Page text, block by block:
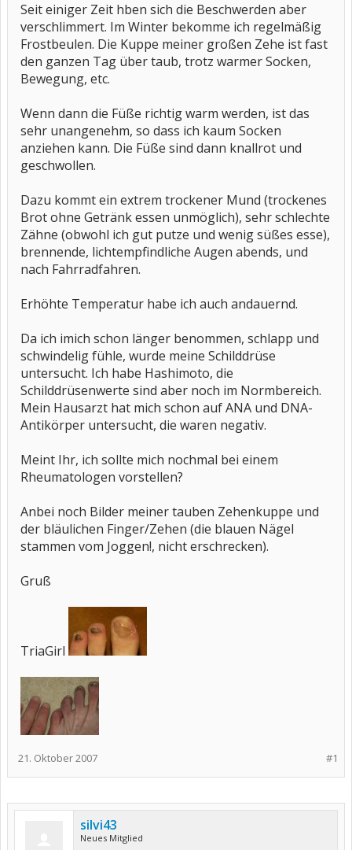
Seit einiger Zeit hben sich die Beschwerden aber
verschlimmert. Im Winter bekomme ich regelmäßig
Frostbeulen. Die Kuppe meiner großen Zehe ist fast
den ganzen Tag über taub, trotz warmer Socken,
Bewegung, etc.
Wenn dann die Füße richtig warm werden, ist das
sehr unangenehm, so dass ich kaum Socken
anziehen kann. Die Füße sind dann knallrot und
geschwollen.
Dazu kommt ein extrem trockener Mund (trockenes
Brot ohne Getränk essen unmöglich), sehr schlechte
Zähne (obwohl ich gut putze und wenig süßes esse),
brennende, lichtempfindliche Augen abends, und
nach Fahrradfahren.
Erhöhte Temperatur habe ich auch andauernd.
Da ich imich schon länger benommen, schlapp und
schwindelig fühle, wurde meine Schilddrüse
untersucht. Ich habe Hashimoto, die
Schilddrüsenwerte sind aber noch im Normbereich.
Mein Hausarzt hat mich schon auf ANA und DNA-
Antikörper untersucht, die waren negativ.
Meint Ihr, ich sollte mich nochmal bei einem
Rheumatologen vorstellen?
Anbei noch Bilder meiner tauben Zehenkuppe und
der bläulichen Finger/Zehen (die blauen Nägel
stammen vom Joggen!, nicht erschrecken).
Gruß
TriaGirl
#1
21. Oktober 2007
silvi43
Neues Mitglied